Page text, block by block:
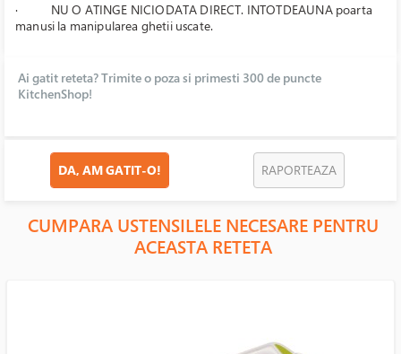
·
NU O ATINGE NICIODATA DIRECT. INTOTDEAUNA poarta
manusi la manipularea ghetii uscate.
Ai gatit reteta? Trimite o poza si primesti 300 de puncte
KitchenShop!
DA, AM GATIT-O! RAPORTEAZA
CUMPARA USTENSILELE NECESARE PENTRU
ACEASTA RETETA